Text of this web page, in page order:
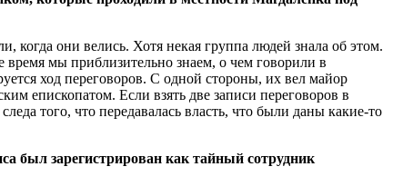
когда они велись. Хотя некая группа людей знала об этом.
мы приблизительно знаем, о чем говорили в
ход переговоров. С одной стороны, их вел майор
епископатом. Если взять две записи переговоров в
того, что передавалась власть, что были даны какие-то
был зарегистрирован как тайный сотрудник